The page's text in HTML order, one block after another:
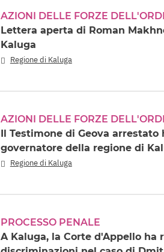
AZIONI DELLE FORZE
Lettera aperta di Roman
Kaluga
Regione di Kaluga
AZIONI DELLE FORZE
Il Testimone di Geova
governatore della regione di
Regione di Kaluga
PROCESSO PENALE
A Kaluga, la Corte d'Appello ha